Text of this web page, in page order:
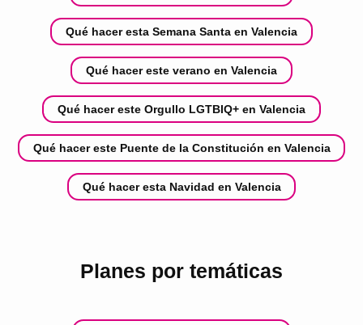
Qué hacer esta Semana Santa en Valencia
Qué hacer este verano en Valencia
Qué hacer este Orgullo LGTBIQ+ en Valencia
Qué hacer este Puente de la Constitución en Valencia
Qué hacer esta Navidad en Valencia
Planes por temáticas